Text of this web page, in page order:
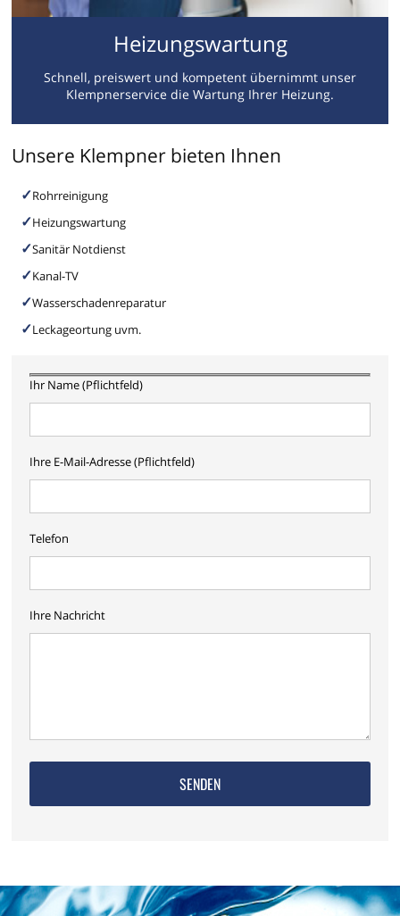
Heizungswartung
Schnell, preiswert und kompetent übernimmt unser
Klempnerservice die Wartung Ihrer Heizung.
Unsere Klempner bieten Ihnen
Rohrreinigung
Heizungswartung
Sanitär Notdienst
Kanal-TV
Wasserschadenreparatur
Leckageortung uvm.
Ihr Name (Pflichtfeld)
Ihre E-Mail-Adresse (Pflichtfeld)
Telefon
Ihre Nachricht